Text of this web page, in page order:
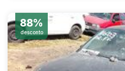
88%
desconto